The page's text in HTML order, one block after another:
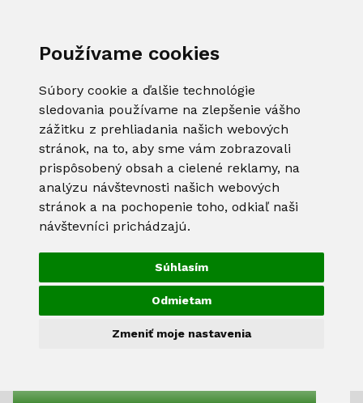
Používame cookies
Súbory cookie a ďalšie technológie
sledovania používame na zlepšenie vášho
zážitku z prehliadania našich webových
stránok, na to, aby sme vám zobrazovali
prispôsobený obsah a cielené reklamy, na
analýzu návštevnosti našich webových
stránok a na pochopenie toho, odkiaľ naši
návštevníci prichádzajú.
Súhlasím
Odmietam
Zmeniť moje nastavenia